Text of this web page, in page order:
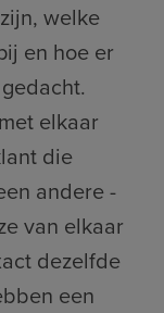
welke
en hoe er
elkaar
die
andere -
van elkaar
dezelfde
een